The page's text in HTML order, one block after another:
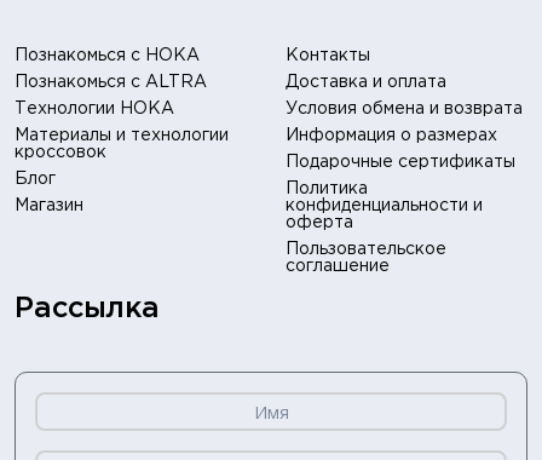
Познакомься с HOKA
Познакомься с ALTRA
Технологии HOKA
Материалы и технологии
кроссовок
Блог
Магазин
Контакты
Доставка и оплата
Условия обмена и возврата
Информация о размерах
Подарочные сертификаты
Политика
конфиденциальности и
оферта
Пользовательское
соглашение
Рассылка